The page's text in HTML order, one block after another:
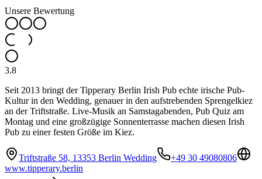
Unsere Bewertung
3.8
Seit 2013 bringt der Tipperary Berlin Irish Pub echte irische Pub-
Kultur in den Wedding, genauer in den aufstrebenden Sprengelkiez
an der Triftstraße. Live-Musik an Samstagabenden, Pub Quiz am
Montag und eine großzügige Sonnenterrasse machen diesen Irish
Pub zu einer festen Größe im Kiez.
Triftstraße 58, 13353 Berlin Wedding
+49 30 49080806
www.tipperary.berlin